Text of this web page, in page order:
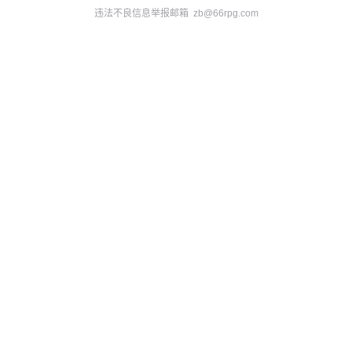
违法不良信息举报邮箱 zb@66rpg.com